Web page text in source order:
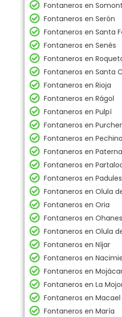
Fontaneros en
Fontaneros en Serón
Fontaneros en Santa
Fontaneros en Senés
Fontaneros en
Fontaneros en Santa
Fontaneros en Rioja
Fontaneros en Rágol
Fontaneros en Pulpí
Fontaneros en
Fontaneros en Pechina
Fontaneros en
Fontaneros en
Fontaneros en Padules
Fontaneros en Olula
Fontaneros en Oria
Fontaneros en Ohanes
Fontaneros en Olula
Fontaneros en Níjar
Fontaneros en
Fontaneros en
Fontaneros en La
Fontaneros en Macael
Fontaneros en María